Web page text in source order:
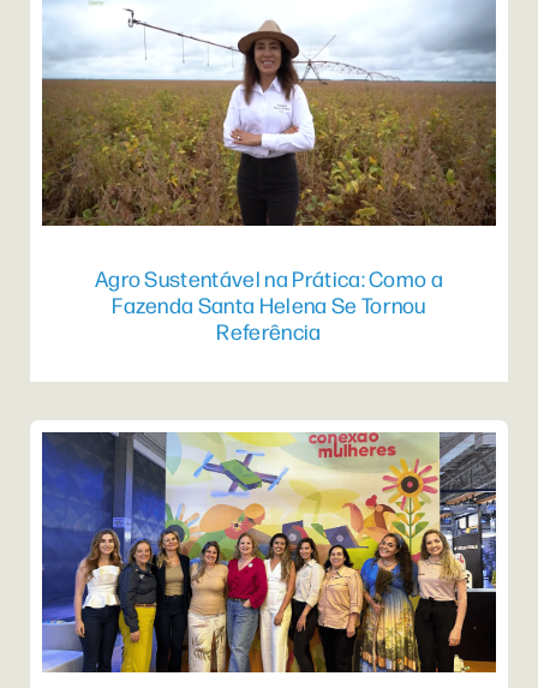
Agro Sustentável na Prática: Como a
Fazenda Santa Helena Se Tornou
Referência